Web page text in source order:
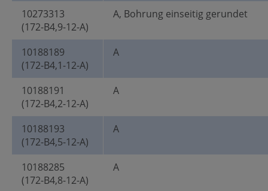
10273313
(172-B4,9-12-A)
A, Bohrung einseitig gerundet
10188189
(172-B4,1-12-A)
A
10188191
(172-B4,2-12-A)
A
10188193
(172-B4,5-12-A)
A
10188285
(172-B4,8-12-A)
A